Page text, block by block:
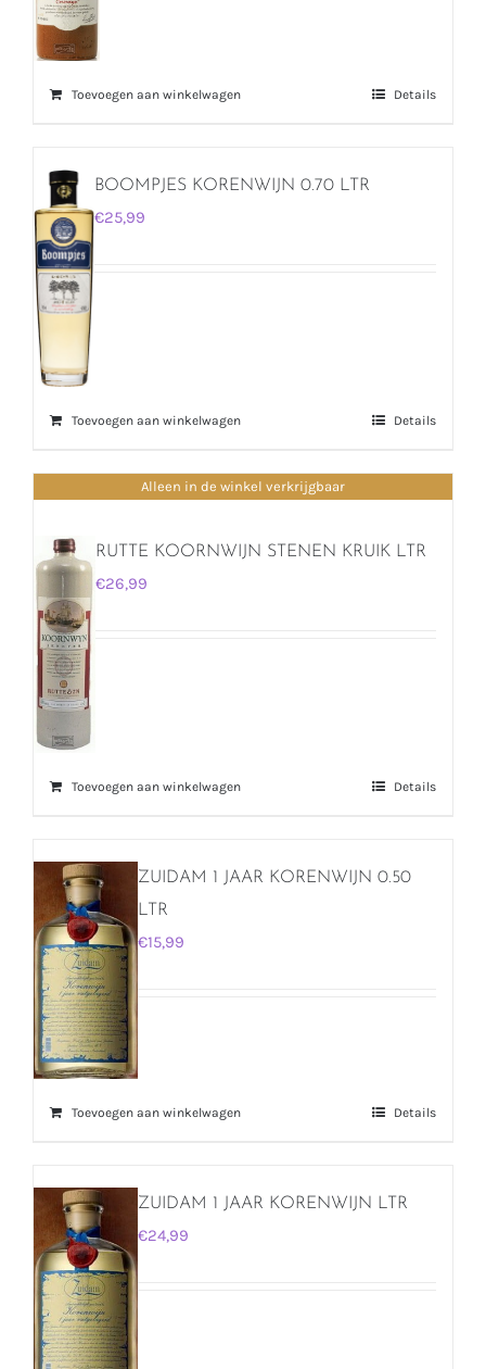
Toevoegen aan winkelwagen Details
BOOMPJES KORENWIJN 0.70 LTR
€25,99
Toevoegen aan winkelwagen Details
Alleen in de winkel verkrijgbaar
RUTTE KOORNWIJN STENEN KRUIK LTR
€26,99
Toevoegen aan winkelwagen Details
ZUIDAM 1 JAAR KORENWIJN 0.50
LTR
€15,99
Toevoegen aan winkelwagen Details
ZUIDAM 1 JAAR KORENWIJN LTR
€24,99